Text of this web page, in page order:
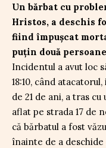
Un bărbat cu
Hristos, a deschis
fiind împușcat
puțin două
Incidentul a avut loc
18:10, când
de 21 de ani, a tras
aflat pe strada 17 de
că bărbatul a fost
înainte de a deschide